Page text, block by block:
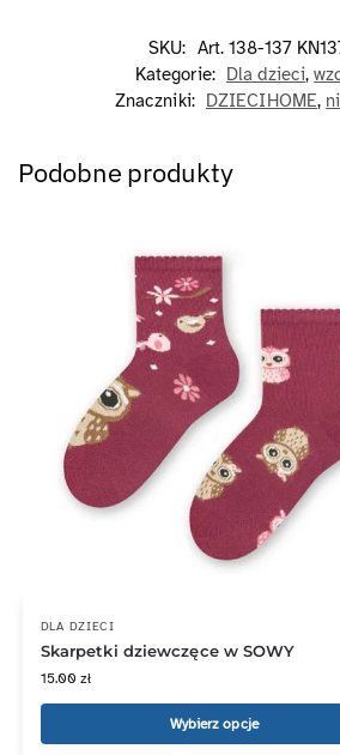
SKU: Art. 138-137
Kategorie:
Dla dzieci,
Znaczniki:
DZIECIHOME,
Podobne produkty
DLA DZIECI
Skarpetki dziewczęce w SOWY
15.00zł
Wybierz opcje